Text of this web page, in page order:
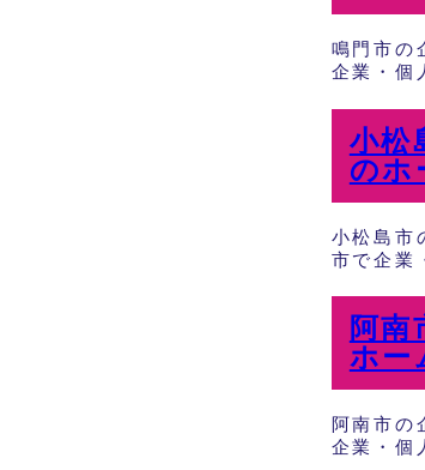
鳴門市の
企業・個
小松
のホ
小松島市
市で企業
阿
ホー
阿南市の
企業・個